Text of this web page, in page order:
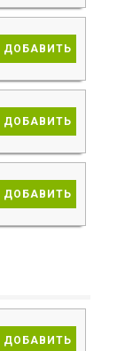
ДОБАВИТЬ
ДОБАВИТЬ
ДОБАВИТЬ
ДОБАВИТЬ